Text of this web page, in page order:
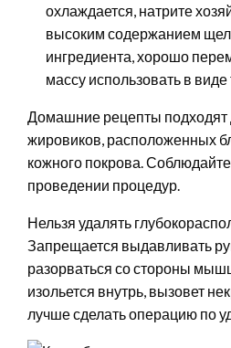
охлаждается, натрите
высоким содержанием
ингредиента, хорошо
массу использовать в
Домашние рецепты подходят
жировиков, расположенных
кожного покрова.
проведении процедур.
Нельзя удалять
Запрещается выдавливать
разорваться со стороны
изольется внутрь, вызовет
лучше сделать операцию по